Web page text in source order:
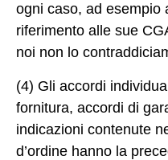
ogni caso, ad esempio
riferimento alle sue
noi non lo
(4) Gli accordi
fornitura, accordi di
indicazioni contenute
d’ordine hanno la